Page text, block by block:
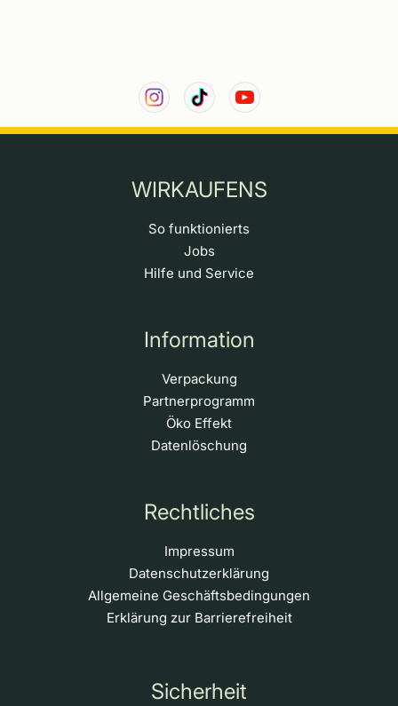
WIRKAUFENS
So funktionierts
Jobs
Hilfe und Service
Information
Verpackung
Partnerprogramm
Öko Effekt
Datenlöschung
Rechtliches
Impressum
Datenschutzerklärung
Allgemeine Geschäftsbedingungen
Erklärung zur Barrierefreiheit
Sicherheit